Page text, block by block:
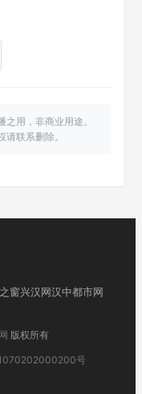
用，非商业用途。
联系删除。
窗兴汉网汉中都市网
版权所有
号